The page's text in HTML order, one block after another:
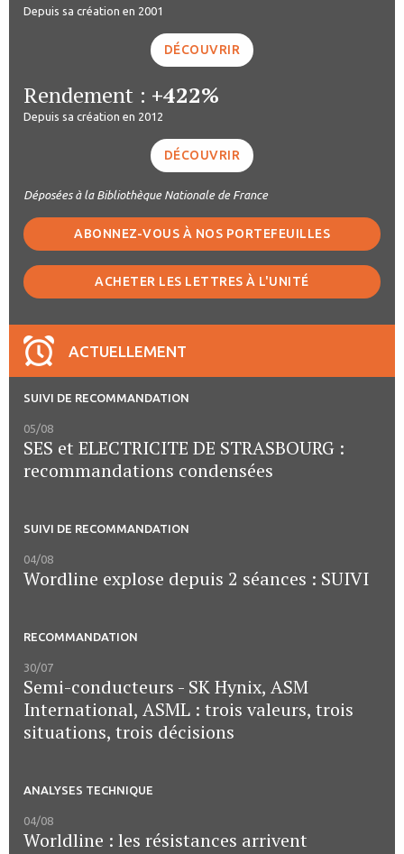
Depuis sa création en 2001
DÉCOUVRIR
Rendement : +422%
Depuis sa création en 2012
DÉCOUVRIR
Déposées à la Bibliothèque Nationale de France
ABONNEZ-VOUS À NOS PORTEFEUILLES
ACHETER LES LETTRES À L'UNITÉ
ACTUELLEMENT
SUIVI DE RECOMMANDATION
05/08
SES et ELECTRICITE DE STRASBOURG :
recommandations condensées
SUIVI DE RECOMMANDATION
04/08
Wordline explose depuis 2 séances : SUIVI
RECOMMANDATION
30/07
Semi-conducteurs - SK Hynix, ASM
International, ASML : trois valeurs, trois
situations, trois décisions
ANALYSES TECHNIQUE
04/08
Worldline : les résistances arrivent